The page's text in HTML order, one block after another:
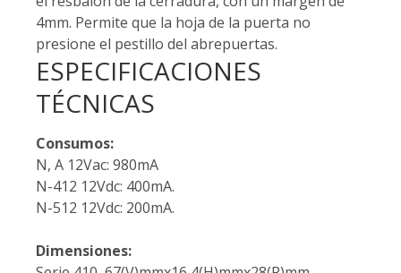
4mm. Permite que la hoja de la puerta no
presione el pestillo del abrepuertas.
ESPECIFICACIONES
TÉCNICAS
Consumos:
N, A 12Vac: 980mA
N-412 12Vdc: 400mA.
N-512 12Vdc: 200mA.
Dimensiones: